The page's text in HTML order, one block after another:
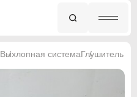
Выхлопная системаГлушитель